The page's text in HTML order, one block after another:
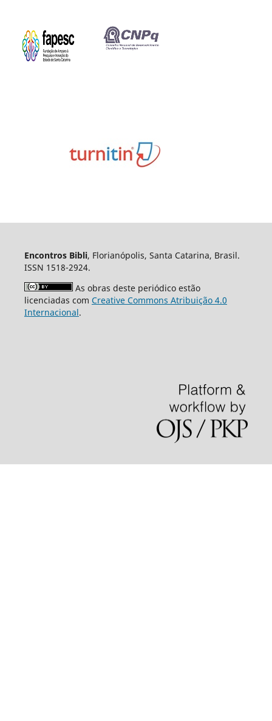
Encontros Bibli, Florianópolis, Santa Catarina, Brasil.
ISSN 1518-2924.
As obras deste periódico estão
licenciadas com Creative Commons Atribuição 4.0
Internacional.